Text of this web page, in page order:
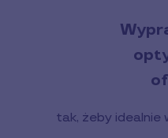
tak, żeby idealnie